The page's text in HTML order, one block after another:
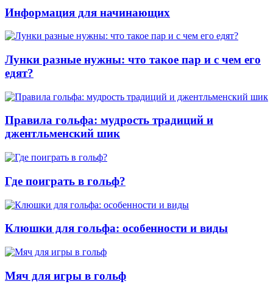
Информация для начинающих
Лунки разные нужны: что такое пар и с чем его
едят?
Правила гольфа: мудрость традиций и
джентльменский шик
Где поиграть в гольф?
Клюшки для гольфа: особенности и виды
Мяч для игры в гольф